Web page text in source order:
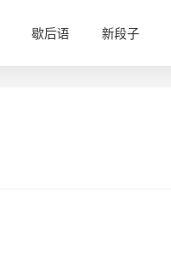
歇后语 新段子